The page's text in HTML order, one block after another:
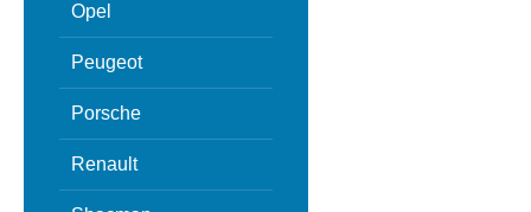
Opel
Peugeot
Porsche
Renault